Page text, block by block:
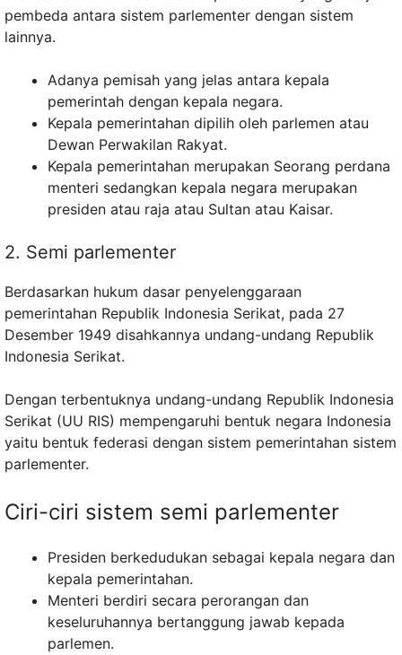
pembeda antara sistem parlementer dengan sistem
lainnya.
Adanya pemisah yang jelas antara kepala
pemerintah dengan kepala negara.
Kepala pemerintahan dipilih oleh parlemen atau
Dewan Perwakilan Rakyat.
Kepala pemerintahan merupakan Seorang perdana
menteri sedangkan kepala negara merupakan
presiden atau raja atau Sultan atau Kaisar.
2. Semi parlementer
Berdasarkan hukum dasar penyelenggaraan
pemerintahan Republik Indonesia Serikat, pada 27
Desember 1949 disahkannya undang-undang Republik
Indonesia Serikat.
Dengan terbentuknya undang-undang Republik Indonesia
Serikat (UU RIS) mempengaruhi bentuk negara Indonesia
yaitu bentuk federasi dengan sistem pemerintahan sistem
parlementer.
Ciri-ciri sistem semi parlementer
Presiden berkedudukan sebagai kepala negara dan
kepala pemerintahan.
Menteri berdiri secara perorangan dan
keseluruhannya bertanggung jawab kepada
parlemen.